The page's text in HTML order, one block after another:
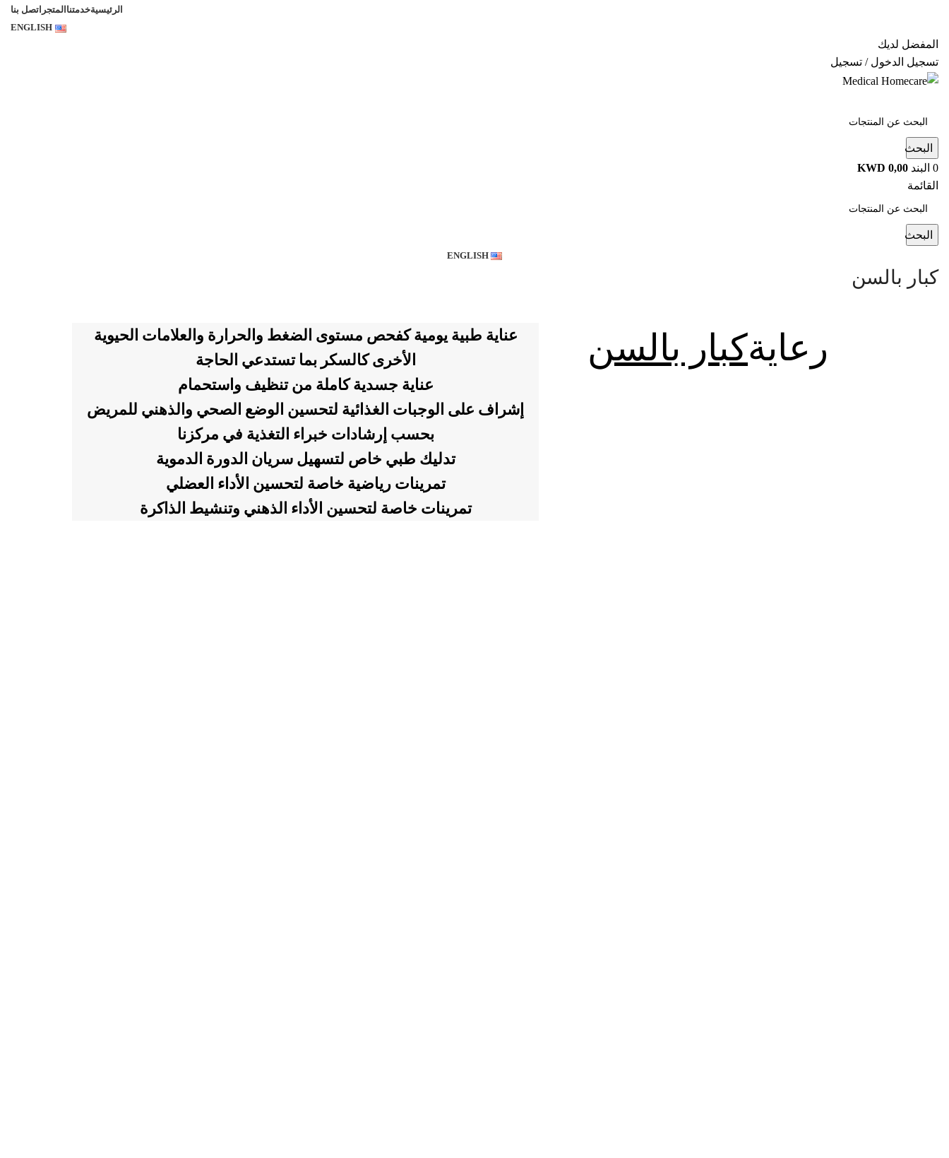
الرئيسيةخدمتنا المتجر اتصل بنا
ENGLISH
المفضل لديك
تسجيل الدخول / تسجيل
البحث
0 البند KWD 0,00
القائمة
البحث
ENGLISH
كبار بالسن
رعايةكبار بالسن
عناية طبية يومية كفحص مستوى الضغط والحرارة والعلامات الحيوية
الأخرى كالسكر بما تستدعي الحاجة
عناية جسدية كاملة من تنظيف واستحمام
إشراف على الوجبات الغذائية لتحسين الوضع الصحي والذهني للمريض
بحسب إرشادات خبراء التغذية في مركزنا
تدليك طبي خاص لتسهيل سريان الدورة الدموية
تمرينات رياضية خاصة لتحسين الأداء العضلي
تمرينات خاصة لتحسين الأداء الذهني وتنشيط الذاكرة